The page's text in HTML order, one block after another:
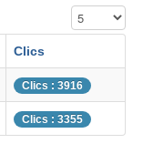
Affichage #
Clics
Clics : 3916
Clics : 3355